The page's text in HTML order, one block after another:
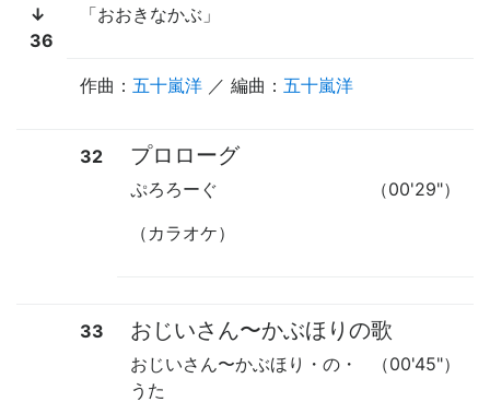
↓
36
「おおきなかぶ」
作曲： 五十嵐洋 ／ 編曲： 五十嵐洋
32 プロローグ
（00'29"）
ぷろろーぐ
（カラオケ）
33 おじいさん〜かぶほりの歌
（00'45"）
おじいさん〜かぶほり・の・
うた